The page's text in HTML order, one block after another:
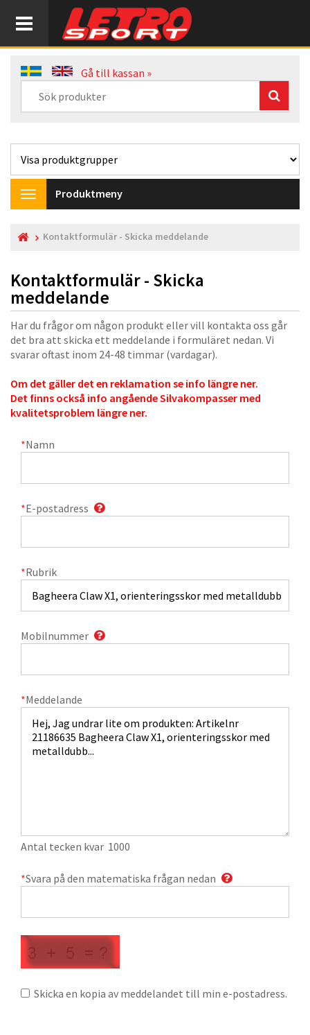
Gå till kassan »
Toggle
navigation
Produktmeny
Kontaktformulär - Skicka meddelande
Kontaktformulär - Skicka
meddelande
Har du frågor om någon produkt eller vill kontakta oss går
det bra att skicka ett meddelande i formuläret nedan. Vi
svarar oftast inom 24-48 timmar (vardagar).
Om det gäller det en reklamation se info längre ner.
Det finns också info angående Silvakompasser med
kvalitetsproblem längre ner.
*Namn
*E-postadress
*Rubrik
Mobilnummer
*Meddelande
Antal tecken kvar 1000
*Svara på den matematiska frågan nedan
Skicka en kopia av meddelandet till min e-postadress.